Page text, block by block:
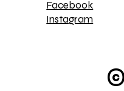
Facebook
Instagram